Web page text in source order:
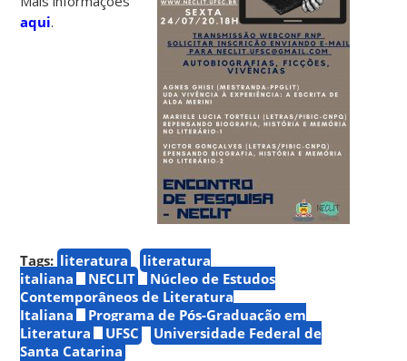
aqui.
Tags: literatura
literatura
italiana
NECLIT
Núcleo de Estudos
Contemporâneos de Literatura
Italiana
Programa de Pós-Graduação em
Literatura
UFSC
Universidade Federal de
Santa Catarina